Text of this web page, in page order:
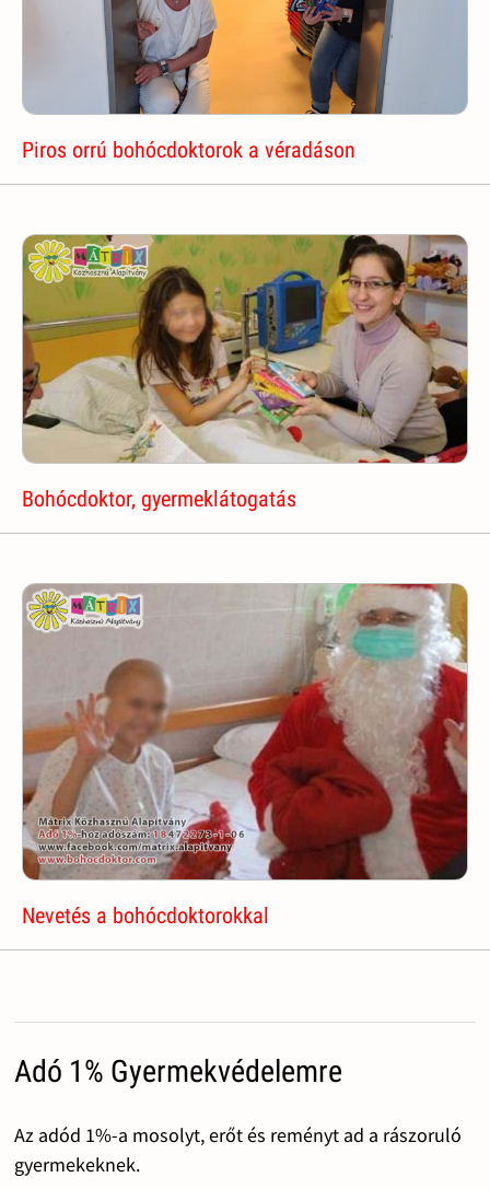
Piros orrú bohócdoktorok a véradáson
Bohócdoktor, gyermeklátogatás
Nevetés a bohócdoktorokkal
Adó 1% Gyermekvédelemre
Az adód 1%-a mosolyt, erőt és reményt ad a rászoruló
gyermekeknek.